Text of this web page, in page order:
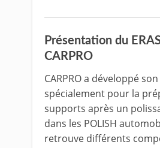
Présentation du
CARPRO
CARPRO a développé son
spécialement pour la
supports après un
dans les POLISH
retrouve différents